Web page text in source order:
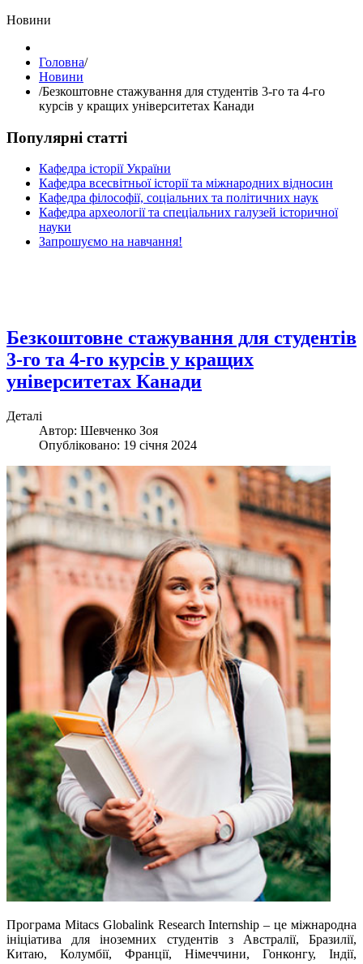
Hовини
Головна/
Hовини
/Безкоштовне стажування для студентів 3-го та 4-го
курсів у кращих університетах Канади
Популярні статті
Кафедра історії України
Кафедра всесвітньої історії та міжнародних відносин
Кафедра філософії, соціальних та політичних наук
Кафедра археології та спеціальних галузей історичної
науки
Запрошуємо на навчання!
Безкоштовне стажування для студентів
3-го та 4-го курсів у кращих
університетах Канади
Деталі
Автор: Шевченко Зоя
Опубліковано: 19 січня 2024
Програма Mitacs Globalink Research Internship – це міжнародна
ініціатива для іноземних студентів з Австралії, Бразилії,
Китаю, Колумбії, Франції, Німеччини, Гонконгу, Індії,